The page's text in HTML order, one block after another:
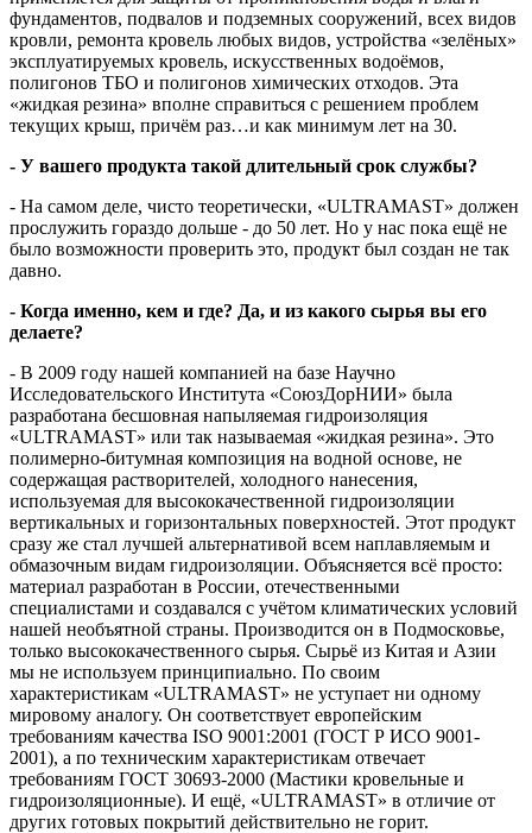
фундаментов, подвалов и подземных сооружений, всех видов
кровли, ремонта кровель любых видов, устройства «зелёных»
эксплуатируемых кровель, искусственных водоёмов,
полигонов ТБО и полигонов химических отходов. Эта
«жидкая резина» вполне справиться с решением проблем
текущих крыш, причём раз…и как минимум лет на 30.
- У вашего продукта такой длительный срок службы?
- На самом деле, чисто теоретически, «ULTRAMAST» должен
прослужить гораздо дольше - до 50 лет. Но у нас пока ещё не
было возможности проверить это, продукт был создан не так
давно.
- Когда именно, кем и где? Да, и из какого сырья вы его
делаете?
- В 2009 году нашей компанией на базе Научно
Исследовательского Института «СоюзДорНИИ» была
разработана бесшовная напыляемая гидроизоляция
«ULTRAMAST» или так называемая «жидкая резина». Это
полимерно-битумная композиция на водной основе, не
содержащая растворителей, холодного нанесения,
используемая для высококачественной гидроизоляции
вертикальных и горизонтальных поверхностей. Этот продукт
сразу же стал лучшей альтернативой всем наплавляемым и
обмазочным видам гидроизоляции. Объясняется всё просто:
материал разработан в России, отечественными
специалистами и создавался с учётом климатических условий
нашей необъятной страны. Производится он в Подмосковье,
только высококачественного сырья. Сырьё из Китая и Азии
мы не используем принципиально. По своим
характеристикам «ULTRAMAST» не уступает ни одному
мировому аналогу. Он соответствует европейским
требованиям качества ISO 9001:2001 (ГОСТ Р ИСО 9001-
2001), а по техническим характеристикам отвечает
требованиям ГОСТ 30693-2000 (Мастики кровельные и
гидроизоляционные). И ещё, «ULTRAMAST» в отличие от
других готовых покрытий действительно не горит.